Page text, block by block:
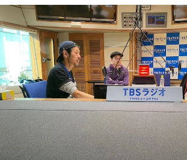
イベント・グッズ
YouTube
会社情報